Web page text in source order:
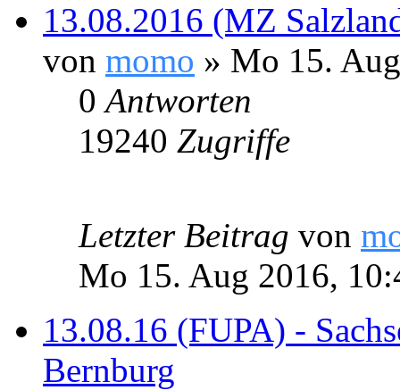
13.08.2016 (MZ
von momo » Mo 15.
0Antworten
19240 Zugriffe
Letzter Beitrag von
Mo 15. Aug 2016,
13.08.16 (FUPA) -
Bernburg